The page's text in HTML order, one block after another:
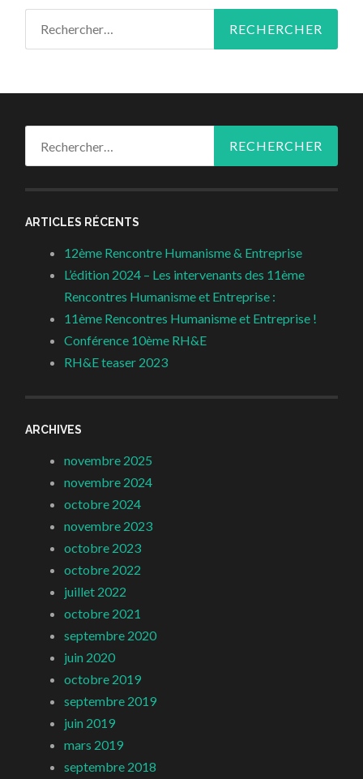
ARTICLES RÉCENTS
12ème Rencontre Humanisme & Entreprise
L’édition 2024 – Les intervenants des 11ème
Rencontres Humanisme et Entreprise :
11ème Rencontres Humanisme et Entreprise !
Conférence 10ème RH&E
RH&E teaser 2023
ARCHIVES
novembre 2025
novembre 2024
octobre 2024
novembre 2023
octobre 2023
octobre 2022
juillet 2022
octobre 2021
septembre 2020
juin 2020
octobre 2019
septembre 2019
juin 2019
mars 2019
septembre 2018